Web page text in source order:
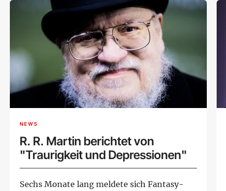
NEWS
R. R. Martin berichtet von
"Traurigkeit und Depressionen"
Sechs Monate lang meldete sich Fantasy-